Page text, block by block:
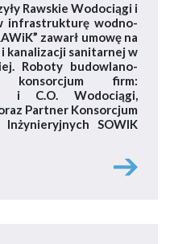
Rawskie Wodociągi i
infrastrukturę wodno-
zawarł umowę na
kanalizacji sanitarnej w
Roboty budowlano-
konsorcjum firm:
i C.O. Wodociągi,
Partner Konsorcjum
SOWIK